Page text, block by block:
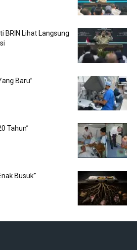
BRIN Lihat Langsung
Baru”
Tahun”
Busuk”